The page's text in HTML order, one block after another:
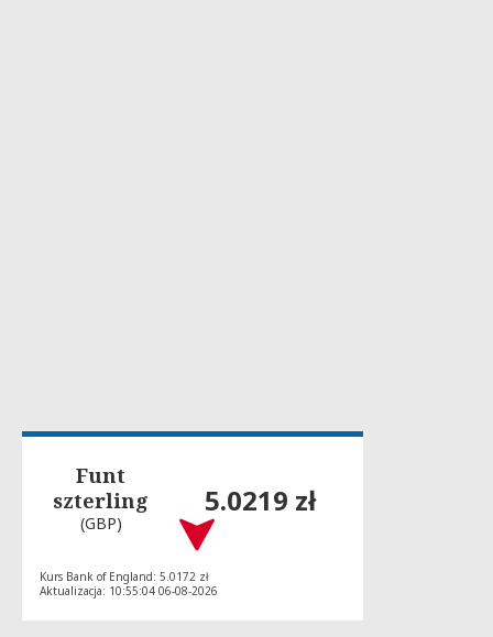
Funt
szterling
(GBP)
5.0219 zł
Kurs Bank of England: 5.0172 zł
Aktualizacja: 10:55:04 06-08-2026